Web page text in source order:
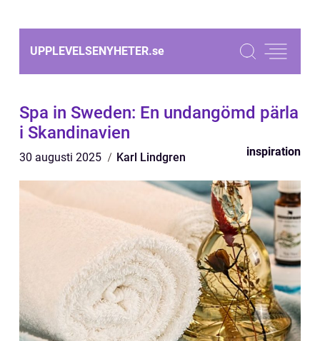
UPPLEVELSENYHETER.se
Spa in Sweden: En undangömd pärla
i Skandinavien
30 augusti 2025 Karl Lindgren inspiration